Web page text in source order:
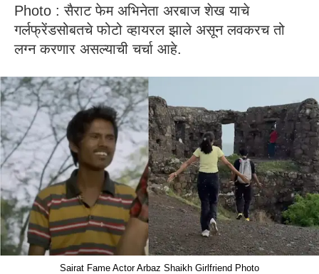
Photo : सैराट फेम अभिनेता अरबाज शेख याचे
गर्लफ्रेंडसोबतचे फोटो व्हायरल झाले असून लवकरच तो
लग्न करणार असल्याची चर्चा आहे.
Sairat Fame Actor Arbaz Shaikh Girlfriend Photo